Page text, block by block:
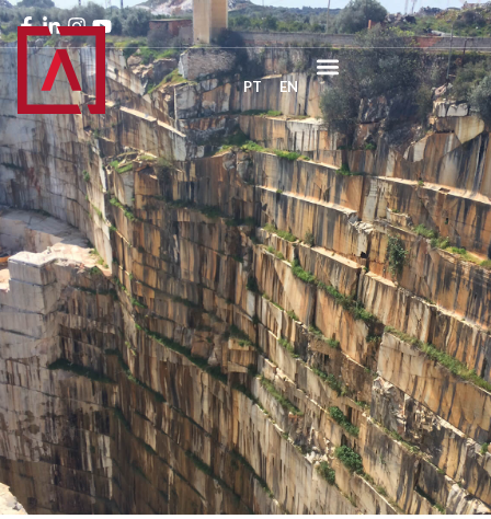
PT EN